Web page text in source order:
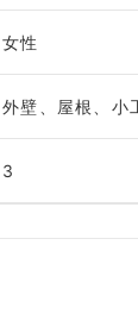
女性
外壁、屋根、小
3